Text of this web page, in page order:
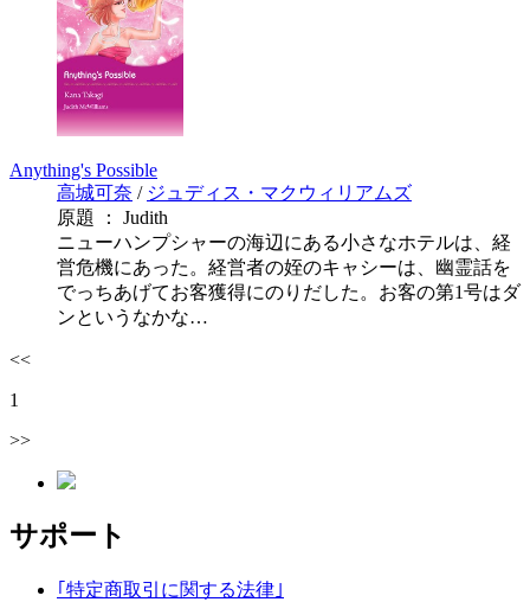
Anything's Possible
高城可奈 / ジュディス・マクウィリアムズ
原題 ： Judith
ニューハンプシャーの海辺にある小さなホテルは、経
営危機にあった。経営者の姪のキャシーは、幽霊話を
でっちあげてお客獲得にのりだした。お客の第1号はダ
ンというなかな…
<<
1
>>
サポート
｢特定商取引に関する法律｣